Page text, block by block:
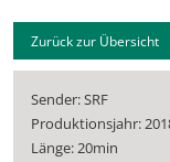
Zurück zur Übersicht
Sender: SRF
Produktionsjahr:
Länge: 20min